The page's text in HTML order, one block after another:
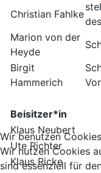
Christian Fahlke
Marion von der
Heyde
Birgit
Hammerich
Beisitzer*in
Klaus Neubert
Ute Richter
Klaus Ricke
Wir benutzen Cookies
Wir nutzen Cookies
sind essenziell für